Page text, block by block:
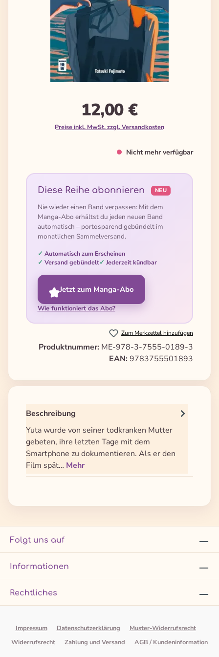
12,00 €
Preise inkl. MwSt. zzgl. Versandkosten
Nicht mehr verfügbar
Diese Reihe abonnieren NEU
Nie wieder einen Band verpassen: Mit dem
Manga-Abo erhältst du jeden neuen Band
automatisch – portosparend gebündelt im
monatlichen Sammelversand.
Automatisch zum Erscheinen
Versand gebündelt
Jederzeit kündbar
Jetzt zum Manga-Abo
Wie funktioniert das Abo?
Zum Merkzettel hinzufügen
Produktnummer: ME-978-3-7555-0189-3
EAN: 9783755501893
Beschreibung
Yuta wurde von seiner todkranken Mutter
gebeten, ihre letzten Tage mit dem
Smartphone zu dokumentieren. Als er den
Film spät… Mehr
Folgt uns auf
Informationen
Rechtliches
Impressum Datenschutzerklärung
Muster-Widerrufsrecht
Widerrufsrecht
Zahlung und Versand AGB / Kundeninformation